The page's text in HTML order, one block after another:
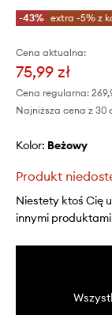
-43% extra -5% z
Cena aktualna:
75,99 zł
Cena regularna:
Najniższa cena z 30
Kolor: beżowy
Produkt
Niestety ktoś Cię
innymi